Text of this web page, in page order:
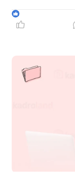
скасував
Розберемо її
1